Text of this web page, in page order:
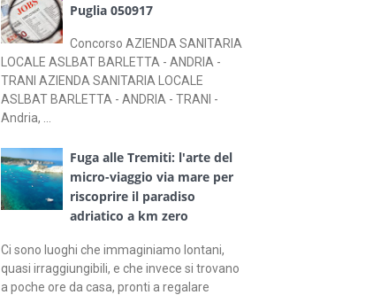
Puglia 050917
Concorso AZIENDA SANITARIA
LOCALE ASLBAT BARLETTA - ANDRIA -
TRANI AZIENDA SANITARIA LOCALE
ASLBAT BARLETTA - ANDRIA - TRANI -
Andria, ...
Fuga alle Tremiti: l'arte del
micro-viaggio via mare per
riscoprire il paradiso
adriatico a km zero
Ci sono luoghi che immaginiamo lontani,
quasi irraggiungibili, e che invece si trovano
a poche ore da casa, pronti a regalare